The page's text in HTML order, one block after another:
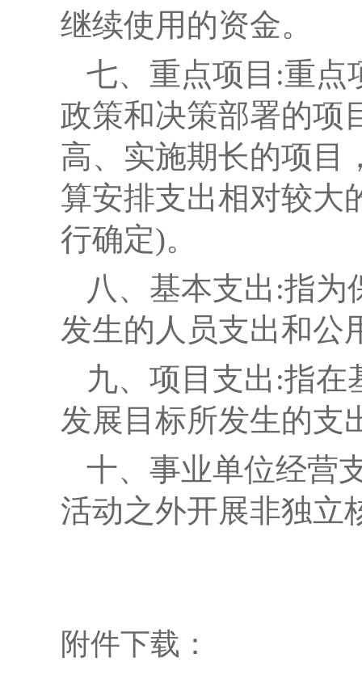
继续使用的资金。
七、重点项目:重点
政策和决策部署的项
高、实施期长的项目
算安排支出相对较大
行确定)。
八、基本支出:指为
发生的人员支出和公
九、项目支出:指在
发展目标所发生的支
十、事业单位经营
活动之外开展非独立
附件下载：